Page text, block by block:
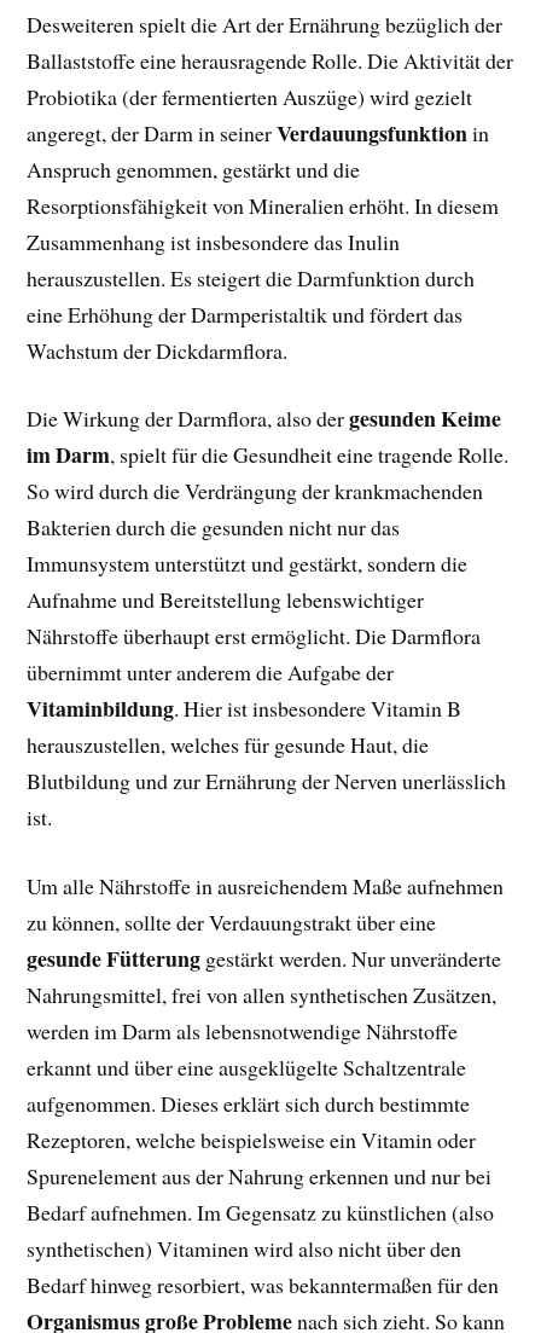
Desweiteren spielt die Art der Ernährung bezüglich der
Ballaststoffe eine herausragende Rolle. Die Aktivität der
Probiotika (der fermentierten Auszüge) wird gezielt
angeregt, der Darm in seinerVerdauungsfunktionin
Anspruch genommen, gestärkt und die
Resorptionsfähigkeit von Mineralien erhöht. In diesem
Zusammenhang ist insbesondere das Inulin
herauszustellen. Es steigert die Darmfunktion durch
eine Erhöhung der Darmperistaltik und fördert das
Wachstum der Dickdarmflora.
Die Wirkung der Darmflora, also dergesunden Keime
im Darm, spielt für die Gesundheit eine tragende Rolle.
So wird durch die Verdrängung der krankmachenden
Bakterien durch die gesunden nicht nur das
Immunsystem unterstützt und gestärkt, sondern die
Aufnahme und Bereitstellung lebenswichtiger
Nährstoffe überhaupt erst ermöglicht. Die Darmflora
übernimmt unter anderem die Aufgabe der
Vitaminbildung. Hier ist insbesondere Vitamin B
herauszustellen, welches für gesunde Haut, die
Blutbildung und zur Ernährung der Nerven unerlässlich
ist.
Um alle Nährstoffe in ausreichendem Maße aufnehmen
zu können, sollte der Verdauungstrakt über eine
gesunde Fütterung gestärkt werden. Nur unveränderte
Nahrungsmittel, frei von allen synthetischen Zusätzen,
werden im Darm als lebensnotwendige Nährstoffe
erkannt und über eine ausgeklügelte Schaltzentrale
aufgenommen. Dieses erklärt sich durch bestimmte
Rezeptoren, welche beispielsweise ein Vitamin oder
Spurenelement aus der Nahrung erkennen und nur bei
Bedarf aufnehmen. Im Gegensatz zu künstlichen (also
synthetischen) Vitaminen wird also nicht über den
Bedarf hinweg resorbiert, was bekanntermaßen für den
Organismus große Problemenach sich zieht. So kann